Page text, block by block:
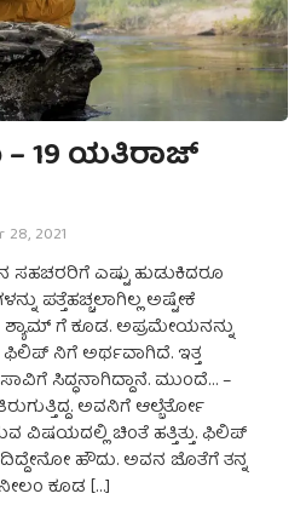
19 ಯತಿರಾಜ್
28, 2021
ಎಷ್ಟು ಹುಡುಕಿದರೂ
ಪತ್ತೆಹಚ್ಚಲಾಗಿಲ್ಲ ಅಷ್ಟೇಕೆ
ಗೆ ಕೂಡ. ಅಪ್ರಮೇಯನನ್ನು
ಫಿಲಿಪ್ ನಿಗೆ ಅರ್ಥವಾಗಿದೆ. ಇತ್ತ
ಸಿದ್ಧನಾಗಿದ್ದಾನೆ. ಮುಂದೆ… –
ಅವನಿಗೆ ಆಲ್ಬೆರ್ತೋ
ವಿಷಯದಲ್ಲಿ ಚಿಂತೆ ಹತ್ತಿತ್ತು. ಫಿಲಿಪ್‌
ಹೌದು. ಅವನ ಜೊತೆಗೆ ತನ್ನ
ಕೂಡ […]